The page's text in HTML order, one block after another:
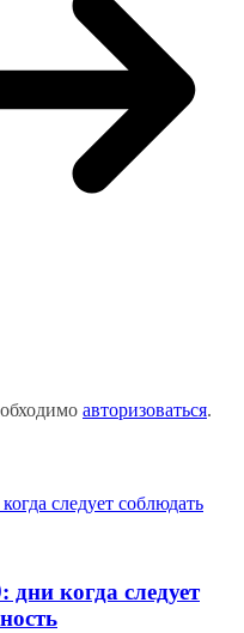
авторизоваться.
когда следует